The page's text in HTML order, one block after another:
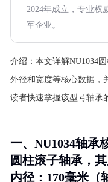
2024年成立，专业权
军企业。
介绍： 本文详解NU1034
外径和宽度等核心数据，
读者快速掌握该型号轴承
一、NU1034轴承
圆柱滚子轴承，
内径 ：170毫米